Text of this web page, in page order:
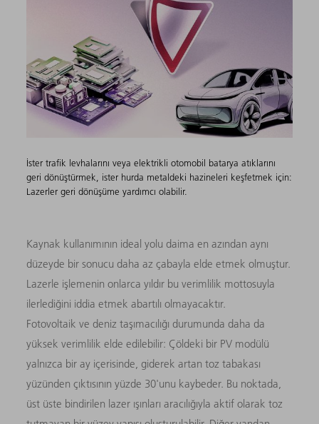
İster trafik levhalarını veya elektrikli otomobil batarya atıklarını
geri dönüştürmek, ister hurda metaldeki hazineleri keşfetmek için:
Lazerler geri dönüşüme yardımcı olabilir.
Kaynak kullanımının ideal yolu daima en azından aynı
düzeyde bir sonucu daha az çabayla elde etmek olmuştur.
Lazerle işlemenin onlarca yıldır bu verimlilik mottosuyla
ilerlediğini iddia etmek abartılı olmayacaktır.
Fotovoltaik ve deniz taşımacılığı durumunda daha da
yüksek verimlilik elde edilebilir: Çöldeki bir PV modülü
yalnızca bir ay içerisinde, giderek artan toz tabakası
yüzünden çıktısının yüzde 30'unu kaybeder. Bu noktada,
üst üste bindirilen lazer ışınları aracılığıyla aktif olarak toz